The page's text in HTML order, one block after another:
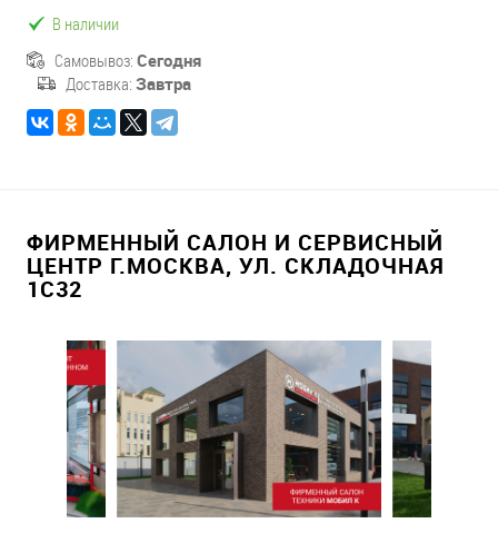
В наличии
Самовывоз: Сегодня
Доставка: Завтра
ФИРМЕННЫЙ САЛОН И СЕРВИСНЫЙ
ЦЕНТР Г.МОСКВА, УЛ. СКЛАДОЧНАЯ
1С32